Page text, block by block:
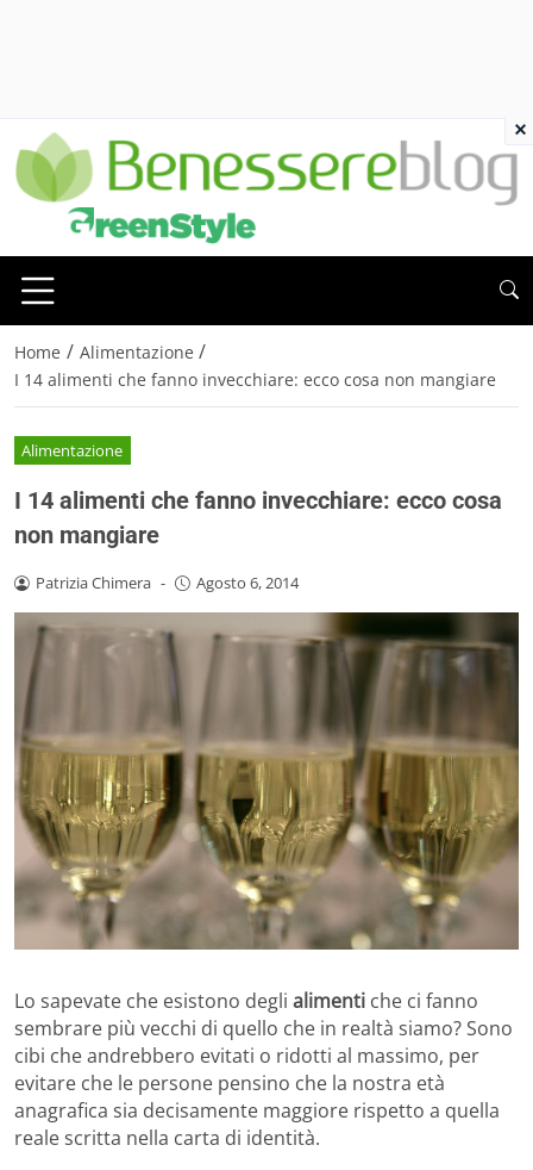
Home / Alimentazione /
I 14 alimenti che fanno invecchiare: ecco cosa non mangiare
Alimentazione
I 14 alimenti che fanno invecchiare: ecco cosa
non mangiare
Patrizia Chimera - Agosto 6, 2014
Lo sapevate che esistono degli alimenti che ci fanno
sembrare più vecchi di quello che in realtà siamo? Sono
cibi che andrebbero evitati o ridotti al massimo, per
evitare che le persone pensino che la nostra età
anagrafica sia decisamente maggiore rispetto a quella
reale scritta nella carta di identità.
×